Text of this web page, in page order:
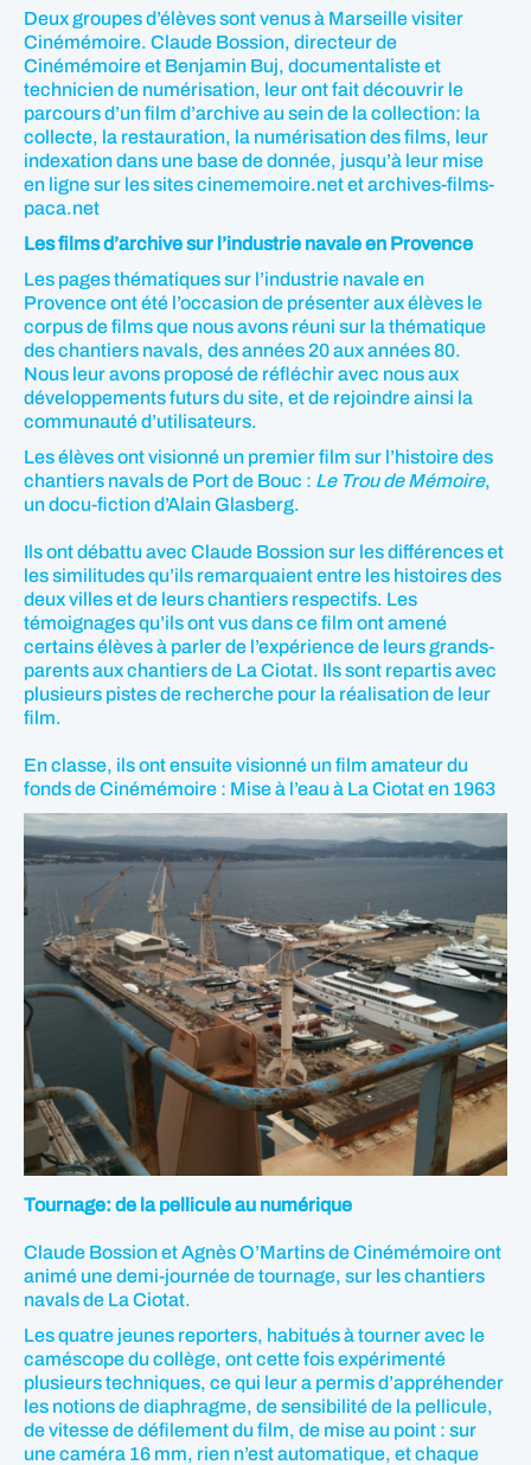
Deux groupes d’élèves sont venus à Marseille visiter
Cinémémoire. Claude Bossion, directeur de
Cinémémoire et Benjamin Buj, documentaliste et
technicien de numérisation, leur ont fait découvrir le
parcours d’un film d’archive au sein de la collection: la
collecte, la restauration, la numérisation des films, leur
indexation dans une base de donnée, jusqu’à leur mise
en ligne sur les sites cinememoire.net et archives-films-
paca.net
Les films d’archive sur l’industrie navale en Provence
Les pages thématiques sur l’industrie navale en
Provence ont été l’occasion de présenter aux élèves le
corpus de films que nous avons réuni sur la thématique
des chantiers navals, des années 20 aux années 80.
Nous leur avons proposé de réfléchir avec nous aux
développements futurs du site, et de rejoindre ainsi la
communauté d’utilisateurs.
Les élèves ont visionné un premier film sur l’histoire des
chantiers navals de Port de Bouc : Le Trou de Mémoire,
un docu-fiction d’Alain Glasberg.
Ils ont débattu avec Claude Bossion sur les différences et
les similitudes qu’ils remarquaient entre les histoires des
deux villes et de leurs chantiers respectifs. Les
témoignages qu’ils ont vus dans ce film ont amené
certains élèves à parler de l’expérience de leurs grands-
parents aux chantiers de La Ciotat. Ils sont repartis avec
plusieurs pistes de recherche pour la réalisation de leur
film.
En classe, ils ont ensuite visionné un film amateur du
fonds de Cinémémoire : Mise à l’eau à La Ciotat en 1963
Tournage: de la pellicule au numérique
Claude Bossion et Agnès O’Martins de Cinémémoire ont
animé une demi-journée de tournage, sur les chantiers
navals de La Ciotat.
Les quatre jeunes reporters, habitués à tourner avec le
caméscope du collège, ont cette fois expérimenté
plusieurs techniques, ce qui leur a permis d’appréhender
les notions de diaphragme, de sensibilité de la pellicule,
de vitesse de défilement du film, de mise au point : sur
une caméra 16 mm, rien n’est automatique, et chaque